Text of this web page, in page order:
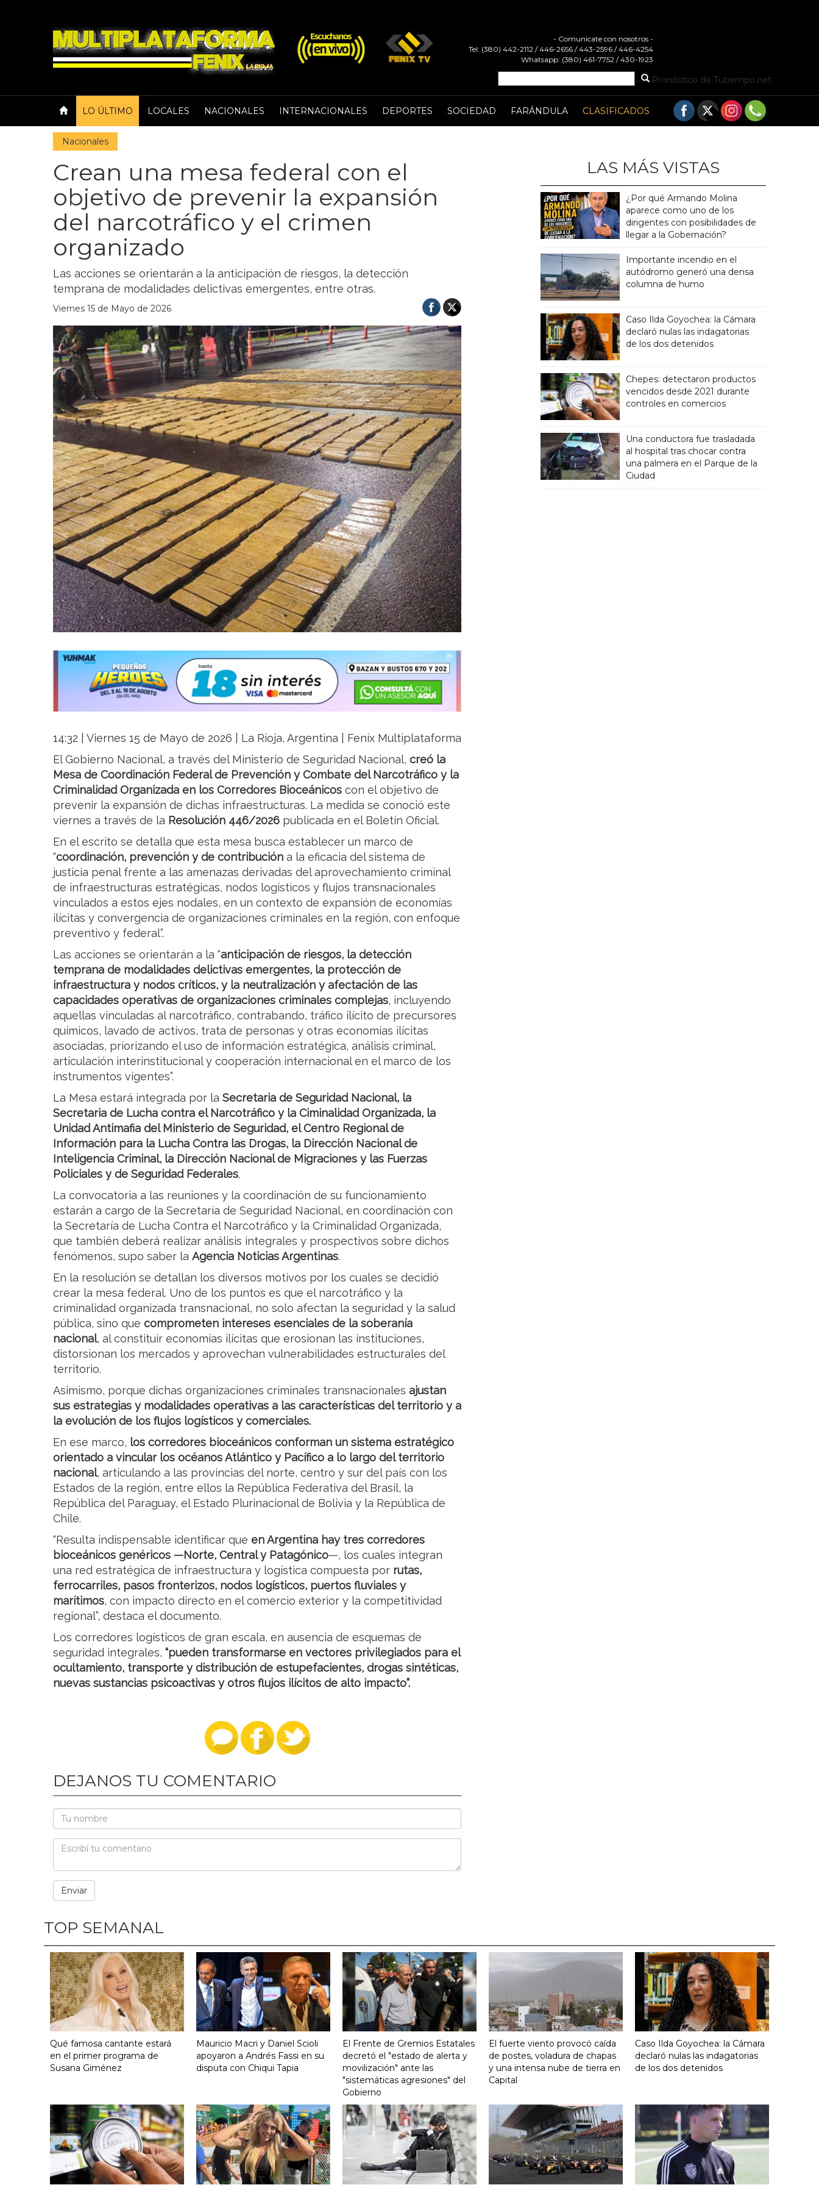
- Comunicate con nosotros -
Tel: (380) 442-2112 / 446-2656 / 443-2596 / 446-4254
Whatsapp: (380) 461-7752 / 430-1923
Pronóstico de Tutiempo.net
LO ÚLTIMO LOCALES NACIONALES INTERNACIONALES DEPORTES SOCIEDAD FARÁNDULA CLASIFICADOS
Nacionales
Crean una mesa federal con el
objetivo de prevenir la expansión
del narcotráfico y el crimen
organizado
Las acciones se orientarán a la anticipación de riesgos, la detección
temprana de modalidades delictivas emergentes, entre otras.
Viernes 15 de Mayo de 2026
14:32 | Viernes 15 de Mayo de 2026 | La Rioja, Argentina | Fenix Multiplataforma
El Gobierno Nacional, a través del Ministerio de Seguridad Nacional, creó la
Mesa de Coordinación Federal de Prevención y Combate del Narcotráfico y la
Criminalidad Organizada en los Corredores Bioceánicos con el objetivo de
prevenir la expansión de dichas infraestructuras. La medida se conoció este
viernes a través de la Resolución 446/2026 publicada en el Boletín Oficial.
En el escrito se detalla que esta mesa busca establecer un marco de
“coordinación, prevención y de contribución a la eficacia del sistema de
justicia penal frente a las amenazas derivadas del aprovechamiento criminal
de infraestructuras estratégicas, nodos logísticos y flujos transnacionales
vinculados a estos ejes nodales, en un contexto de expansión de economías
ilícitas y convergencia de organizaciones criminales en la región, con enfoque
preventivo y federal”.
Las acciones se orientarán a la “anticipación de riesgos, la detección
temprana de modalidades delictivas emergentes, la protección de
infraestructura y nodos críticos, y la neutralización y afectación de las
capacidades operativas de organizaciones criminales complejas, incluyendo
aquellas vinculadas al narcotráfico, contrabando, tráfico ilícito de precursores
químicos, lavado de activos, trata de personas y otras economías ilícitas
asociadas, priorizando el uso de información estratégica, análisis criminal,
articulación interinstitucional y cooperación internacional en el marco de los
instrumentos vigentes”.
La Mesa estará integrada por la Secretaria de Seguridad Nacional, la
Secretaria de Lucha contra el Narcotráfico y la Ciminalidad Organizada, la
Unidad Antimafia del Ministerio de Seguridad, el Centro Regional de
Información para la Lucha Contra las Drogas, la Dirección Nacional de
Inteligencia Criminal, la Dirección Nacional de Migraciones y las Fuerzas
Policiales y de Seguridad Federales.
La convocatoria a las reuniones y la coordinación de su funcionamiento
estarán a cargo de la Secretaría de Seguridad Nacional, en coordinación con
la Secretaría de Lucha Contra el Narcotráfico y la Criminalidad Organizada,
que también deberá realizar análisis integrales y prospectivos sobre dichos
fenómenos, supo saber la Agencia Noticias Argentinas.
En la resolución se detallan los diversos motivos por los cuales se decidió
crear la mesa federal. Uno de los puntos es que el narcotráfico y la
criminalidad organizada transnacional, no solo afectan la seguridad y la salud
pública, sino que comprometen intereses esenciales de la soberanía
nacional, al constituir economías ilícitas que erosionan las instituciones,
distorsionan los mercados y aprovechan vulnerabilidades estructurales del
territorio.
Asimismo, porque dichas organizaciones criminales transnacionales ajustan
sus estrategias y modalidades operativas a las características del territorio y a
la evolución de los flujos logísticos y comerciales.
En ese marco, los corredores bioceánicos conforman un sistema estratégico
orientado a vincular los océanos Atlántico y Pacífico a lo largo del territorio
nacional, articulando a las provincias del norte, centro y sur del país con los
Estados de la región, entre ellos la República Federativa del Brasil, la
República del Paraguay, el Estado Plurinacional de Bolivia y la República de
Chile.
“Resulta indispensable identificar que en Argentina hay tres corredores
bioceánicos genéricos —Norte, Central y Patagónico—, los cuales integran
una red estratégica de infraestructura y logística compuesta por rutas,
ferrocarriles, pasos fronterizos, nodos logísticos, puertos fluviales y
marítimos, con impacto directo en el comercio exterior y la competitividad
regional”, destaca el documento.
Los corredores logísticos de gran escala, en ausencia de esquemas de
seguridad integrales, “pueden transformarse en vectores privilegiados para el
ocultamiento, transporte y distribución de estupefacientes, drogas sintéticas,
nuevas sustancias psicoactivas y otros flujos ilícitos de alto impacto”.
DEJANOS TU COMENTARIO
LAS MÁS VISTAS
¿Por qué Armando Molina
aparece como uno de los
dirigentes con posibilidades de
llegar a la Gobernación?
Importante incendio en el
autódromo generó una densa
columna de humo
Caso Ilda Goyochea: la Cámara
declaró nulas las indagatorias
de los dos detenidos
Chepes: detectaron productos
vencidos desde 2021 durante
controles en comercios
Una conductora fue trasladada
al hospital tras chocar contra
una palmera en el Parque de la
Ciudad
TOP SEMANAL
Qué famosa cantante estará
en el primer programa de
Susana Giménez
Mauricio Macri y Daniel Scioli
apoyaron a Andrés Fassi en su
disputa con Chiqui Tapia
El Frente de Gremios Estatales
decretó el "estado de alerta y
movilización" ante las
"sistemáticas agresiones" del
Gobierno
El fuerte viento provocó caída
de postes, voladura de chapas
y una intensa nube de tierra en
Capital
Caso Ilda Goyochea: la Cámara
declaró nulas las indagatorias
de los dos detenidos